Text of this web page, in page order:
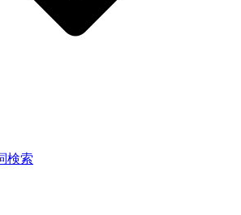
検索